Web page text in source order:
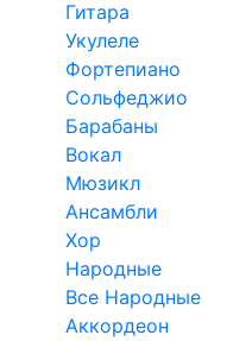
Гитара
Укулеле
Фортепиано
Сольфеджио
Барабаны
Вокал
Мюзикл
Ансамбли
Хор
Народные
Все Народные
Аккордеон